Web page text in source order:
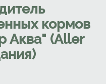
кормов
Аква" (Aller